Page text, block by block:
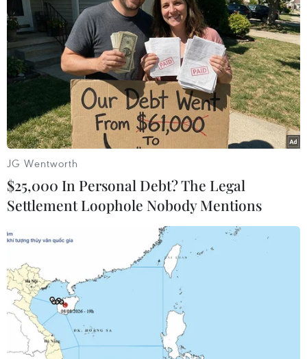
TIN LIÊN QUAN
Mỹ cân nhắc cấm nhập khẩu xe ôtô kết nối
sản xuất tại Trung Quốc
10/05/2024 01:16
JG Wentworth
$25,000 In Personal Debt? The Legal
Settlement Loophole Nobody Mentions